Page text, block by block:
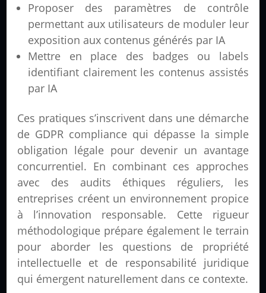
Proposer des paramètres de contrôle
permettant aux utilisateurs de moduler leur
exposition aux contenus générés par IA
Mettre en place des badges ou labels
identifiant clairement les contenus assistés
par IA
Ces pratiques s’inscrivent dans une démarche
de GDPR compliance qui dépasse la simple
obligation légale pour devenir un avantage
concurrentiel. En combinant ces approches
avec des audits éthiques réguliers, les
entreprises créent un environnement propice
à l’innovation responsable. Cette rigueur
méthodologique prépare également le terrain
pour aborder les questions de propriété
intellectuelle et de responsabilité juridique
qui émergent naturellement dans ce contexte.